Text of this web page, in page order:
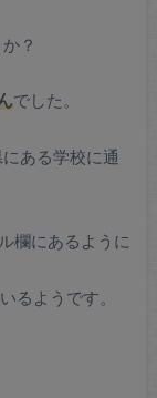
？
でした。
ある学校に通
欄にあるように
るようです。